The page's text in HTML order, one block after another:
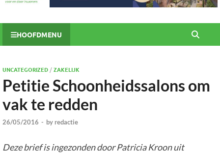
HOOFDMENU
UNCATEGORIZED/ZAKELIJK
Petitie Schoonheidssalons om
vak te redden
26/05/2016 - by redactie
Deze brief is ingezonden door Patricia Kroon uit